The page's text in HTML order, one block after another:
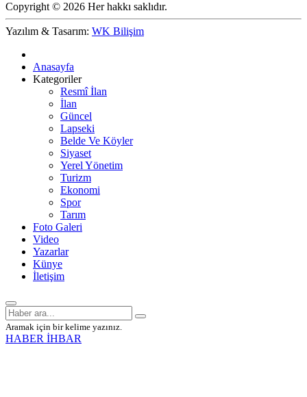
Copyright © 2026 Her hakkı saklıdır.
Yazılım & Tasarım: WK Bilişim
Anasayfa
Kategoriler
Resmî İlan
İlan
Güncel
Lapseki
Belde Ve Köyler
Siyaset
Yerel Yönetim
Turizm
Ekonomi
Spor
Tarım
Foto Galeri
Video
Yazarlar
Künye
İletişim
Aramak için bir kelime yazınız.
HABER İHBAR